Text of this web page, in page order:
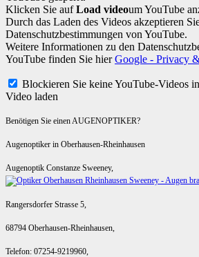
Klicken Sie aufLoad videoum YouTube
Durch das Laden des Videos akzeptieren
Datenschutzbestimmungen von YouTube.
Weitere Informationen zu den
YouTube finden Sie hierGoogle - Privacy
Blockieren Sie keine YouTube-Videos
Video laden
Benötigen Sie einen AUGENOPTIKER?
Augenoptiker in Oberhausen-Rheinhausen
Augenoptik Constanze Sweeney,
Rangersdorfer Strasse 5,
68794 Oberhausen-Rheinhausen,
Telefon: 07254-9219960,